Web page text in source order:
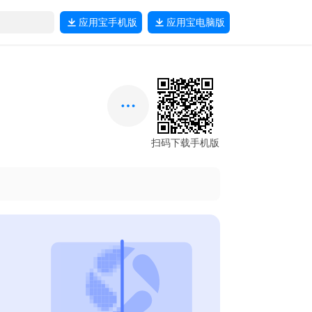
应用宝手机版 应用宝电脑版
扫码下载手机版